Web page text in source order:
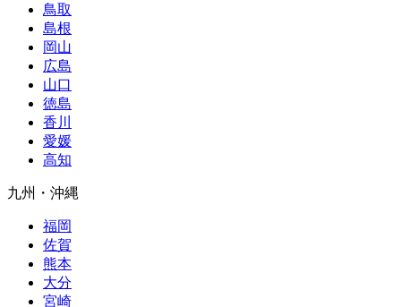
鳥取
島根
岡山
広島
山口
徳島
香川
愛媛
高知
九州・沖縄
福岡
佐賀
熊本
大分
宮崎